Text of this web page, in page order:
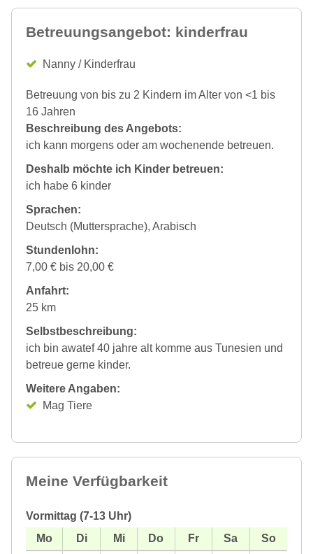
Betreuungsangebot: kinderfrau
Nanny / Kinderfrau
Betreuung von bis zu 2 Kindern im Alter von <1 bis
16 Jahren
Beschreibung des Angebots:
ich kann morgens oder am wochenende betreuen.
Deshalb möchte ich Kinder betreuen:
ich habe 6 kinder
Sprachen:
Deutsch (Muttersprache), Arabisch
Stundenlohn:
7,00 € bis 20,00 €
Anfahrt:
25 km
Selbstbeschreibung:
ich bin awatef 40 jahre alt komme aus Tunesien und
betreue gerne kinder.
Weitere Angaben:
Mag Tiere
Meine Verfügbarkeit
Vormittag (7-13 Uhr)